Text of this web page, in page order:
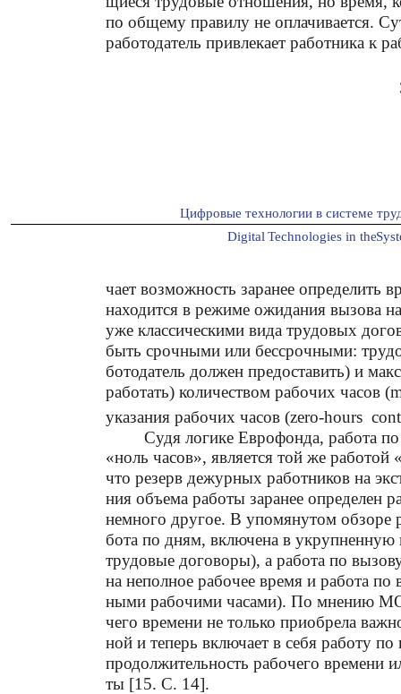
по общему правилу не оплачивается.
работодатель привлекает работника к
Цифровые технологии в системе
Digital Technologies in theS
чает возможность заранее определить
находится в режиме ожидания вызова
уже классическими вида трудовых
быть срочными или бессрочными:
ботодатель должен предоставить) и
работать) количеством рабочих часов
указания рабочих часов (zero-hours
Судя логике Еврофонда, работа
«ноль часов», является той же
что резерв дежурных работников на
ния объема работы заранее определен
немного другое. В упомянутом обзоре
бота по дням, включена в
трудовые договоры), а работа по
на неполное рабочее время и работа
ными рабочими часами). По мнению
чего времени не только приобрела
ной и теперь включает в себя работу
продолжительность рабочего времени
ты [15. С. 14].